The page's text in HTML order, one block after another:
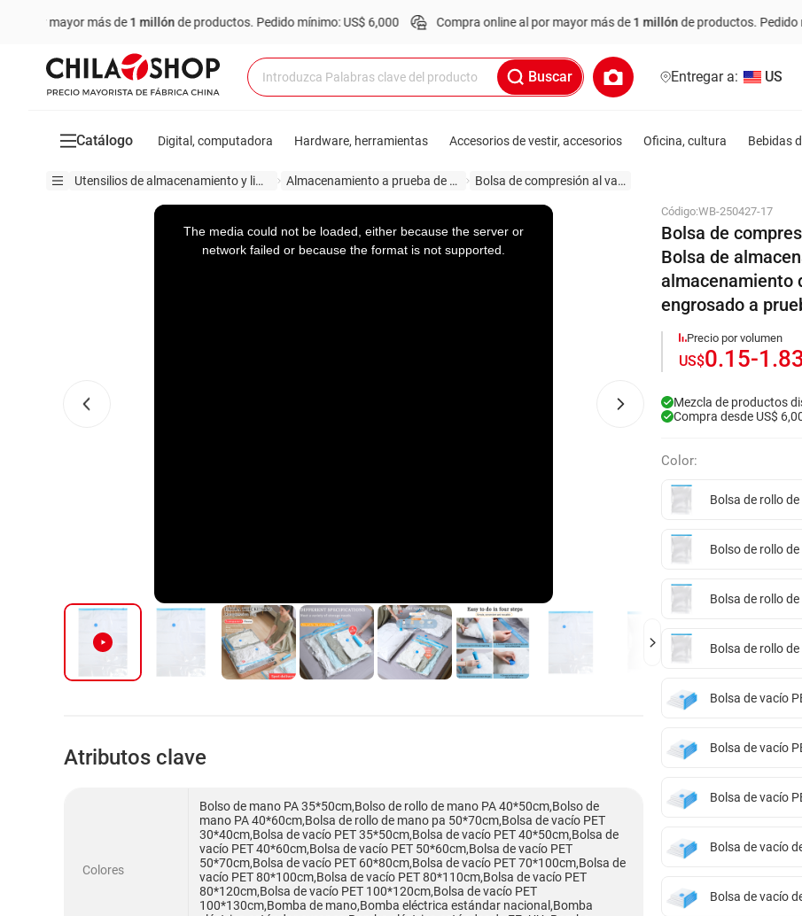
más de1 millónde productos.Pedido mínimo: US$ 6,000 Compra online al por mayor más de1 millónde productos.Pedido mínimo:
Buscar Entregar a: US
Catálogo Digital, computadora Hardware, herramientas Accesorios de vestir, accesorios Oficina, cultura Bebidas
Utensilios de almacenamiento y limpieza Almacenamiento a prueba de polvo Bolsa de compresión al vacío
This
The media could not be loaded, either because the server or
network failed or because the format is not supported.
Atributos clave
Colores
Bolso de mano PA 35*50cm,Bolso de rollo de mano PA 40*50cm,Bolso de
mano PA 40*60cm,Bolsa de rollo de mano pa 50*70cm,Bolsa de vacío PET
30*40cm,Bolsa de vacío PET 35*50cm,Bolsa de vacío PET 40*50cm,Bolsa de
vacío PET 40*60cm,Bolsa de vacío PET 50*60cm,Bolsa de vacío PET
50*70cm,Bolsa de vacío PET 60*80cm,Bolsa de vacío PET 70*100cm,Bolsa de
vacío PET 80*100cm,Bolsa de vacío PET 80*110cm,Bolsa de vacío PET
80*120cm,Bolsa de vacío PET 100*120cm,Bolsa de vacío PET
100*130cm,Bomba de mano,Bomba eléctrica estándar nacional,Bomba
Código:WB-250427-17
Bolsa de
Bolsa de
almacenamiento
engrosado a
Precio por volumen
US$0.15-
Mezcla de productos
Compra desde US$
Color:
Bolsa de rollo
Bolso de rollo
Bolsa de rollo
Bolsa de rollo
Bolsa de vacío
Bolsa de vacío
Bolsa de vacío
Bolsa de vacío
Bolsa de vacío